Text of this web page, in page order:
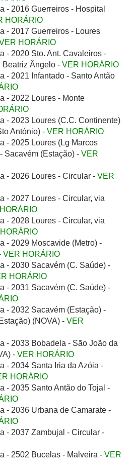
- 2016 Guerreiros - Hospital
HORÁRIO
- 2017 Guerreiros - Loures
HORÁRIO
- 2020 Sto. Ant. Cavaleiros -
Ângelo - VER HORÁRIO
- 2021 Infantado - Santo Antão
- 2022 Loures - Monte
- 2023 Loures (C.C. Continente)
António) - VER HORÁRIO
- 2025 Loures (Lg Marcos
Sacavém (Estação) - VER
- 2026 Loures - Circular - VER
- 2027 Loures - Circular, via
- 2028 Loures - Circular, via
- 2029 Moscavide (Metro) -
VER HORÁRIO
- 2030 Sacavém (C. Saúde) -
HORÁRIO
- 2031 Sacavém (C. Saúde) -
- 2032 Sacavém (Estação) -
(NOVA) - VER
- 2033 Bobadela - São João da
- VER HORÁRIO
- 2034 Santa Iria da Azóia -
HORÁRIO
- 2035 Santo Antão do Tojal -
- 2036 Urbana de Camarate -
- 2037 Zambujal - Circular -
- 2502 Bucelas - Malveira - VER